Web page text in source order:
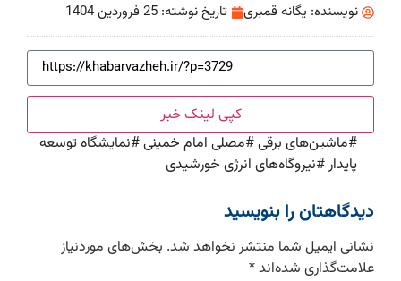
نویسنده: یگانه قمبری تاریخ نوشته: 25 فروردین 1404
کپی لینک خبر
#ماشین‌های برقی#مصلی امام خمینی#نمایشگاه توسعه
پایدار#نیروگاه‌های انرژی خورشیدی
دیدگاهتان را بنویسید
نشانی ایمیل شما منتشر نخواهد شد. بخش‌های موردنیاز
علامت‌گذاری شده‌اند*